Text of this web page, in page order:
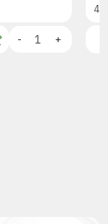
- +
43